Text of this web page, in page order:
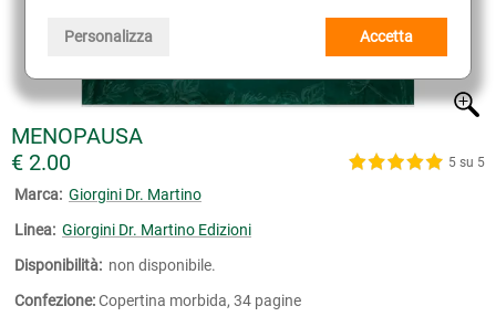
Personalizza Accetta
MENOPAUSA
€ 2.00
5 su 5
Marca: Giorgini Dr. Martino
Linea: Giorgini Dr. Martino Edizioni
Disponibilità: non disponibile.
Confezione:Copertina morbida, 34 pagine